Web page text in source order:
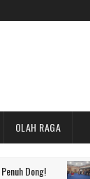
OLAH RAGA
UTAMA